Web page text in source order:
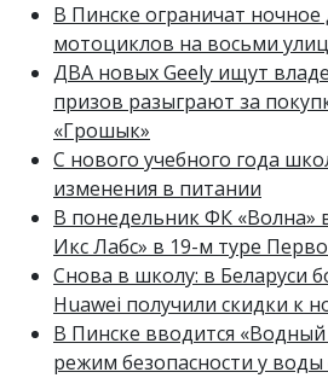
В Пинске ограничат
мотоциклов на восьми
ДВА новых Geely ищут
призов разыграют за
«Грошык»
С нового учебного года
изменения в питании
В понедельник ФК «Волна»
Икс Лабс» в 19-м туре
Снова в школу: в Беларуси
Huawei получили скидки к
В Пинске вводится
режим безопасности у воды